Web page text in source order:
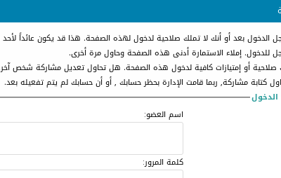
الدخول بعد أو أنك لا تملك صلاحية لدخول لهذه الصفحة. هذا قد يكون عائداً
للدخول. إملاء الاستمارة أدنى هذه الصفحة وحاول مرة أخرى.
أو إمتيازات كافية لدخول هذه الصفحة. هل تحاول تعديل مشاركة شخص آخر,
كتابة مشاركة, ربما قامت الإدارة بحظر حسابك , أو أن حسابك لم يتم تفعيله بعد.
اسم العضو:
كلمة المرور: